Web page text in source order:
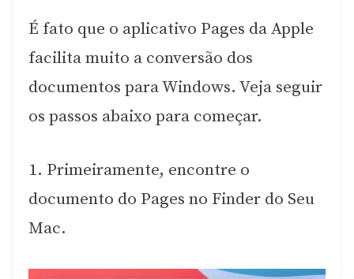
É fato que o aplicativo Pages da Apple
facilita muito a conversão dos
documentos para Windows. Veja seguir
os passos abaixo para começar.
1. Primeiramente, encontre o
documento do Pages no Finder do Seu
Mac.